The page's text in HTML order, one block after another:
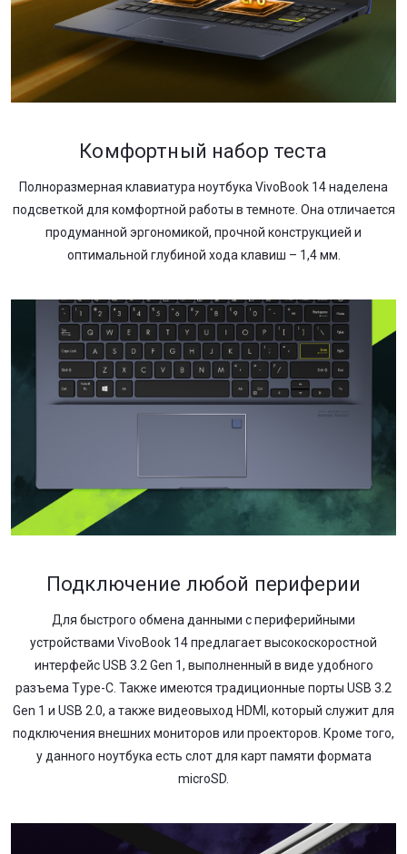
Комфортный набор теста
Полноразмерная клавиатура ноутбука VivoBook 14 наделена
подсветкой для комфортной работы в темноте. Она отличается
продуманной эргономикой, прочной конструкцией и
оптимальной глубиной хода клавиш – 1,4 мм.
Подключение любой периферии
Для быстрого обмена данными с периферийными
устройствами VivoBook 14 предлагает высокоскоростной
интерфейс USB 3.2 Gen 1, выполненный в виде удобного
разъема Type-C. Также имеются традиционные порты USB 3.2
Gen 1 и USB 2.0, а также видеовыход HDMI, который служит для
подключения внешних мониторов или проекторов. Кроме того,
у данного ноутбука есть слот для карт памяти формата
microSD.